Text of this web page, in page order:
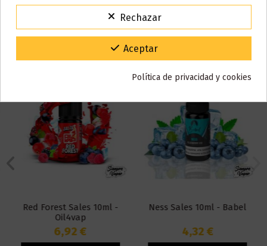
También puede que te guste
Red Forest Sales 10ml -
Oil4vap
6,92 €
Ness Sales 10ml - Babel
4,32 €
Código:VACACIONES15
Gracias por tu paciencia y por seguir confiando en nosotros.
Rechazar
Aceptar
Política de privacidad y cookies